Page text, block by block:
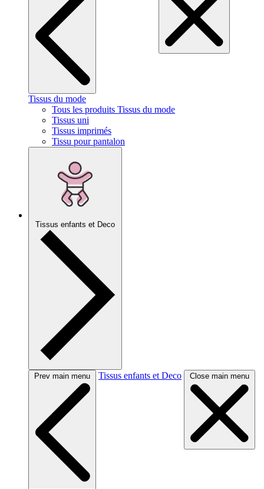
Tissus du mode
Tous les produits Tissus du mode
Tissus uni
Tissus imprimés
Tissu pour pantalon
Tissus enfants et Deco
Prev main menu Tissus enfants et Deco Close main menu